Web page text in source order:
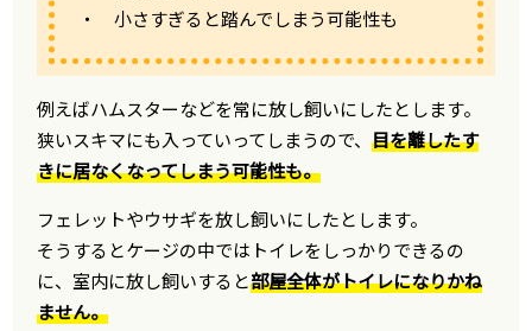
・ 小さすぎると踏んでしまう可能性も
例えばハムスターなどを常に放し飼いにしたとします。
狭いスキマにも入っていってしまうので、目を離したす
きに居なくなってしまう可能性も。
フェレットやウサギを放し飼いにしたとします。
そうするとケージの中ではトイレをしっかりできるの
に、室内に放し飼いすると部屋全体がトイレになりかね
ません。